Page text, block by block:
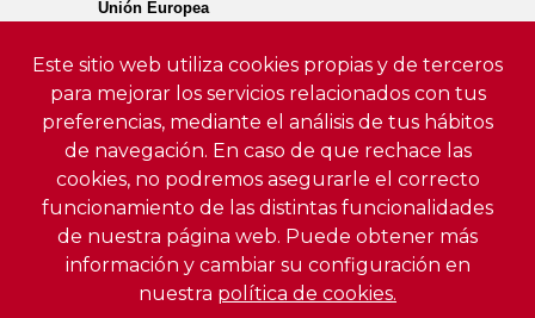
Este sitio web utiliza cookies propias y de terceros
para mejorar los servicios relacionados con tus
preferencias, mediante el análisis de tus hábitos
de navegación. En caso de que rechace las
cookies, no podremos asegurarle el correcto
funcionamiento de las distintas funcionalidades
de nuestra página web. Puede obtener más
información y cambiar su configuración en
nuestra política de cookies.